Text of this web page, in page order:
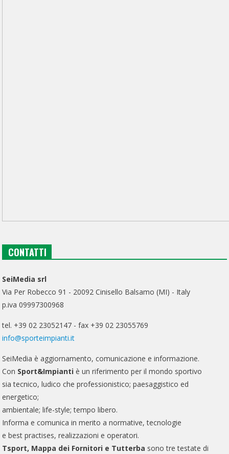
CONTATTI
SeiMedia srl
Via Per Robecco 91 - 20092 Cinisello Balsamo (MI) - Italy
p.iva 09997300968
tel. +39 02 23052147 - fax +39 02 23055769
info@sporteimpianti.it
SeiMedia è aggiornamento, comunicazione e informazione.
Con Sport&Impianti è un riferimento per il mondo sportivo
sia tecnico, ludico che professionistico; paesaggistico ed
energetico;
ambientale; life-style; tempo libero.
Informa e comunica in merito a normative, tecnologie
e best practises, realizzazioni e operatori.
Tsport, Mappa dei Fornitori e Tutterba sono tre testate di